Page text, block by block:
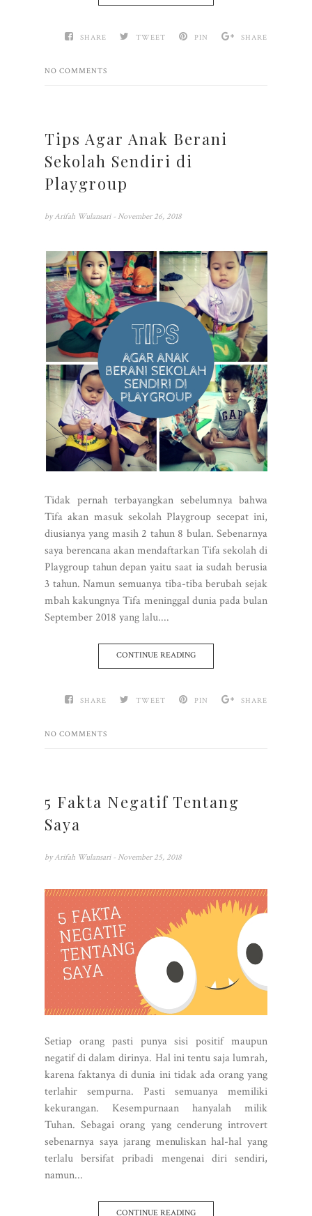
SHARE TWEET PIN SHARE
NO COMMENTS
Tips Agar Anak Berani
Sekolah Sendiri di
Playgroup
by Arifah Wulansari - November 26, 2018
Tidak pernah terbayangkan sebelumnya bahwa
Tifa akan masuk sekolah Playgroup secepat ini,
diusianya yang masih 2 tahun 8 bulan. Sebenarnya
saya berencana akan mendaftarkan Tifa sekolah di
Playgroup tahun depan yaitu saat ia sudah berusia
3 tahun. Namun semuanya tiba-tiba berubah sejak
mbah kakungnya Tifa meninggal dunia pada bulan
September 2018 yang lalu....
CONTINUE READING
SHARE TWEET PIN SHARE
NO COMMENTS
5 Fakta Negatif Tentang
Saya
by Arifah Wulansari - November 25, 2018
Setiap orang pasti punya sisi positif maupun
negatif di dalam dirinya. Hal ini tentu saja lumrah,
karena faktanya di dunia ini tidak ada orang yang
terlahir sempurna. Pasti semuanya memiliki
kekurangan. Kesempurnaan hanyalah milik
Tuhan. Sebagai orang yang cenderung introvert
sebenarnya saya jarang menuliskan hal-hal yang
terlalu bersifat pribadi mengenai diri sendiri,
namun...
CONTINUE READING